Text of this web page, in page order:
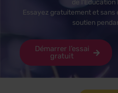
de
Essayez gratuitement et sans
soutien
Démarrer l’essai
gratuit